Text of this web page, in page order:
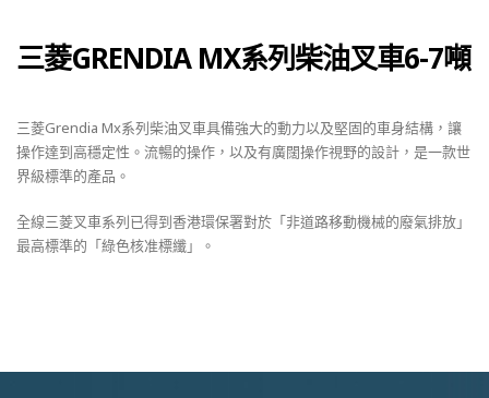
三菱GRENDIA MX系列柴油叉車6-7噸
三菱Grendia Mx系列柴油叉車具備強大的動力以及堅固的車身結構，讓
操作達到高穩定性。流暢的操作，以及有廣闊操作視野的設計，是一款世
界級標準的產品。
全線三菱叉車系列已得到香港環保署對於「非道路移動機械的廢氣排放」
最高標準的「綠色核准標纖」。